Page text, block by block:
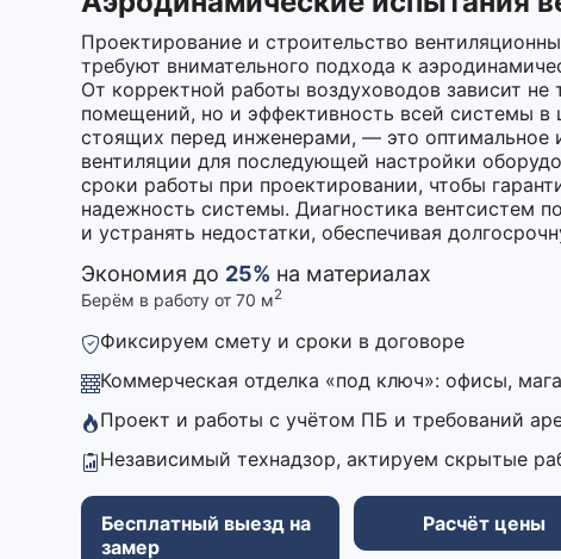
Проектирование и строительство
требуют внимательного подхода к
От корректной работы воздуховодов зависит
помещений, но и эффективность всей системы в
стоящих перед инженерами, — это оптимальное
вентиляции для последующей настройки
сроки работы при проектировании, чтобы
надежность системы. Диагностика вентсистем
и устранять недостатки, обеспечивая
Экономия до 25% на материалах
Берём в работу от 70 м2
Фиксируем смету и сроки в договоре
Коммерческая отделка «под ключ»: офисы,
Проект и работы с учётом ПБ и требований
Независимый технадзор, актируем скрытые
Бесплатный выезд на
замер
Расчёт цены